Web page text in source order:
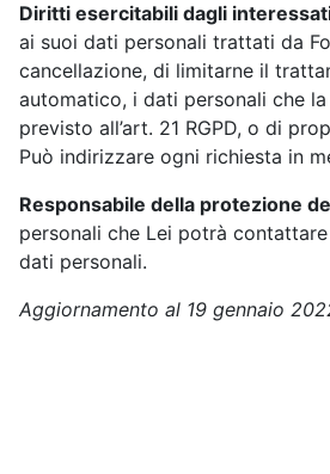
Diritti esercitabili dagli
ai suoi dati personali trattati da
cancellazione, di limitarne il
automatico, i dati personali che
previsto all’art. 21 RGPD, o di
Può indirizzare ogni richiesta in
Responsabile della protezione
personali che Lei potrà
dati personali.
Aggiornamento al 19 gennaio